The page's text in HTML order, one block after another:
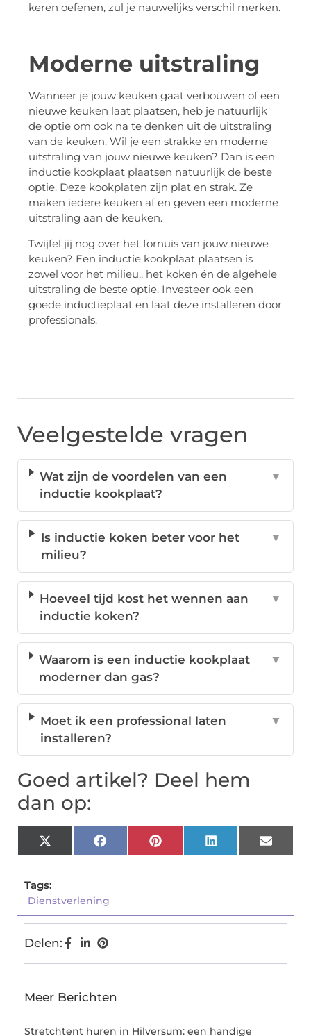
keren oefenen, zul je nauwelijks verschil merken.
Moderne uitstraling
Wanneer je jouw keuken gaat verbouwen of een
nieuwe keuken laat plaatsen, heb je natuurlijk
de optie om ook na te denken uit de uitstraling
van de keuken. Wil je een strakke en moderne
uitstraling van jouw nieuwe keuken? Dan is een
inductie kookplaat plaatsen natuurlijk de beste
optie. Deze kookplaten zijn plat en strak. Ze
maken iedere keuken af en geven een moderne
uitstraling aan de keuken.
Twijfel jij nog over het fornuis van jouw nieuwe
keuken? Een inductie kookplaat plaatsen is
zowel voor het milieu,, het koken én de algehele
uitstraling de beste optie. Investeer ook een
goede inductieplaat en laat deze installeren door
professionals.
Veelgestelde vragen
Wat zijn de voordelen van een
inductie kookplaat?
▼
Is inductie koken beter voor het
milieu?
▼
Hoeveel tijd kost het wennen aan
inductie koken?
▼
Waarom is een inductie kookplaat
moderner dan gas?
▼
Moet ik een professional laten
installeren?
▼
Goed artikel? Deel hem
dan op:
X
(Twitter)
FacebookPinterestLinkedInEmail
Tags:
Dienstverlening
Delen:
Meer Berichten
Stretchtent huren in Hilversum: een handige